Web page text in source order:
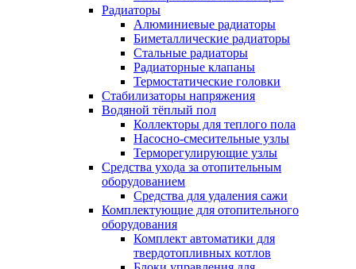
Радиаторы
Алюминиевые радиаторы
Биметаллические радиаторы
Стальные радиаторы
Радиаторные клапаны
Термостатические головки
Стабилизаторы напряжения
Водяной тёплый пол
Коллекторы для теплого пола
Насосно-смесительные узлы
Терморегулирующие узлы
Средства ухода за отопительным
оборудованием
Средства для удаления сажи
Комплектующие для отопительного
оборудования
Комплект автоматики для
твердотопливных котлов